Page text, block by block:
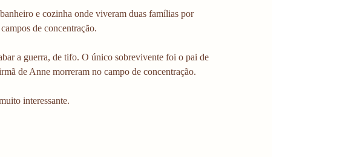
e cozinha onde viveram duas famílias por
de concentração.
a guerra, de tifo. O único sobrevivente foi o pai de
de Anne morreram no campo de concentração.
interessante.